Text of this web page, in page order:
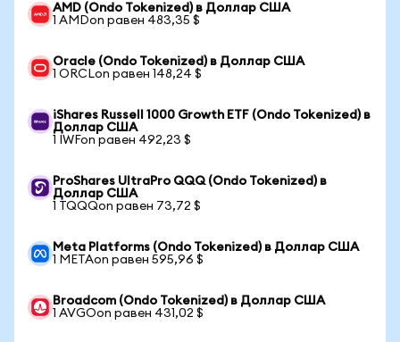
AMD (Ondo Tokenized) в Доллар США
1 AMDon равен 483,35 $
Oracle (Ondo Tokenized) в Доллар США
1 ORCLon равен 148,24 $
iShares Russell 1000 Growth ETF (Ondo Tokenized) в
Доллар США
1 IWFon равен 492,23 $
ProShares UltraPro QQQ (Ondo Tokenized) в
Доллар США
1 TQQQon равен 73,72 $
Meta Platforms (Ondo Tokenized) в Доллар США
1 METAon равен 595,96 $
Broadcom (Ondo Tokenized) в Доллар США
1 AVGOon равен 431,02 $